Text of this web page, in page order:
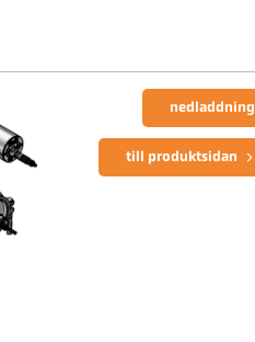
nedladdning
till produktsidan